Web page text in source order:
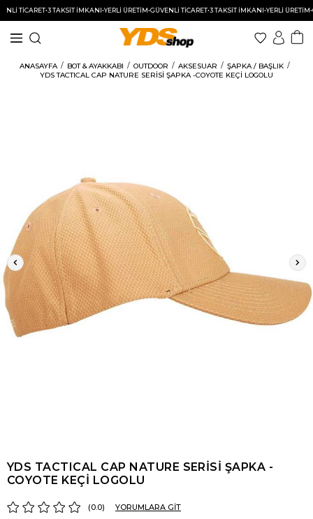
TİCARET•3 TAKSİT İMKANI•YERLİ ÜRETİM•GÜVENLİ TİCARET•3 TAKSİT İMKANI•YERLİ ÜRETİM•
ANASAYFA BOT & AYAKKABI OUTDOOR AKSESUAR
ŞAPKA / BAŞLIK
YDS TACTICAL CAP NATURE SERİSİ ŞAPKA -COYOTE KEÇİ LOGOLU
YDS TACTICAL CAP NATURE SERİSİ ŞAPKA -
COYOTE KEÇİ LOGOLU
0.0 YORUMLARA GİT